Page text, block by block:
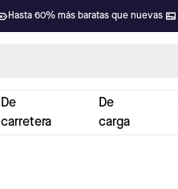
Hasta 60% más baratas que nuevas
De
carretera
De
carga